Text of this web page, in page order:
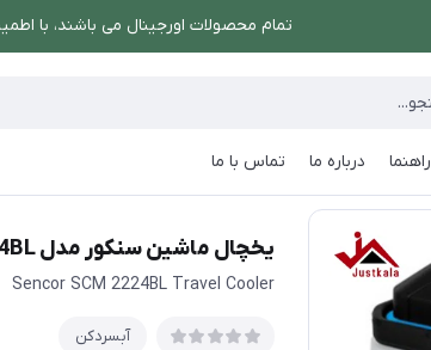
تمام محصولات اورجینال می باشند، با
راهنما درباره ما تماس با ما
/ یخچال ماشین سنکور مدل SCM 2224BL
یخچال ماشین سنکور مدل SCM 2224BL
Sencor SCM 2224BL Travel Cooler
آبسردکن